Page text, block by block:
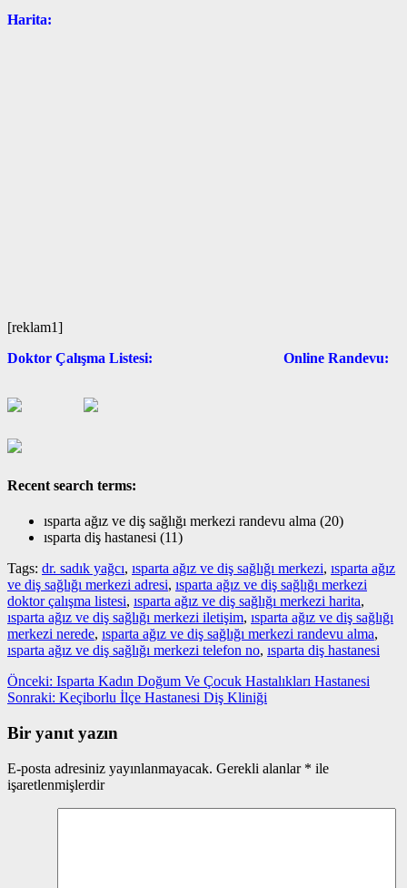
Harita:
[reklam1]
Doktor Çalışma Listesi: Online Randevu:
Recent search terms:
ısparta ağız ve diş sağlığı merkezi randevu alma (20)
ısparta diş hastanesi (11)
Tags: dr. sadık yağcı, ısparta ağız ve diş sağlığı merkezi, ısparta ağız
ve diş sağlığı merkezi adresi, ısparta ağız ve diş sağlığı merkezi
doktor çalışma listesi, ısparta ağız ve diş sağlığı merkezi harita,
ısparta ağız ve diş sağlığı merkezi iletişim, ısparta ağız ve diş sağlığı
merkezi nerede, ısparta ağız ve diş sağlığı merkezi randevu alma,
ısparta ağız ve diş sağlığı merkezi telefon no, ısparta diş hastanesi
Yazı
gezinmesi
Önceki: Önceki
yazı:
Isparta Kadın Doğum Ve Çocuk Hastalıkları Hastanesi
Sonraki: Sonraki
Keçiborlu İlçe Hastanesi Diş Kliniği
Bir yanıt yazın
E-posta adresiniz yayınlanmayacak. Gerekli alanlar * ile
işaretlenmişlerdir